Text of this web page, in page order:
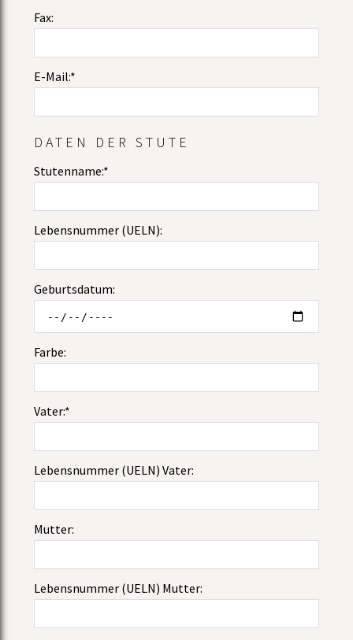
Fax:
E-Mail:*
DATEN DER STUTE
Stutenname:*
Lebensnummer (UELN):
Geburtsdatum:
Farbe:
Vater:*
Lebensnummer (UELN) Vater:
Mutter:
Lebensnummer (UELN) Mutter: